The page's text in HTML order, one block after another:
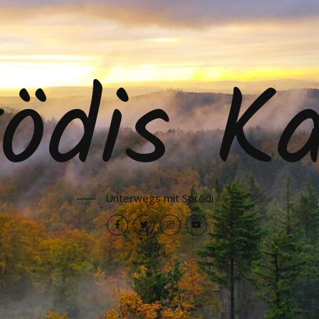
Unterwegs mit Sprödi